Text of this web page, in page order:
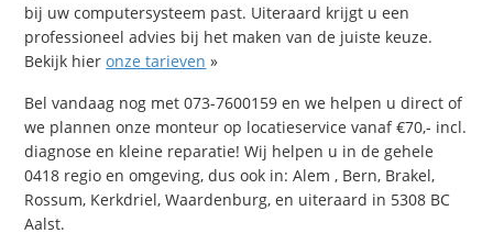
bij uw computersysteem past. Uiteraard krijgt u een
professioneel advies bij het maken van de juiste keuze.
Bekijk hieronze tarieven »
Bel vandaag nog met 073-7600159 en we helpen u direct of
we plannen onze monteur op locatieservice vanaf €70,- incl.
diagnose en kleine reparatie! Wij helpen u in de gehele
0418 regio en omgeving, dus ook in: Alem , Bern, Brakel,
Rossum, Kerkdriel, Waardenburg, en uiteraard in 5308 BC
Aalst.